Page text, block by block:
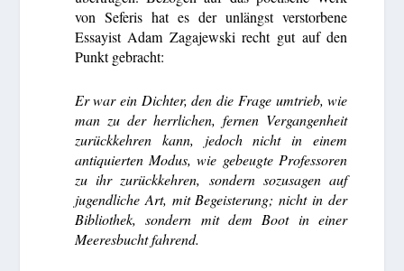
von Seferis hat es der unlängst verstorbene
Essayist Adam Zagajewski recht gut auf den
Punkt gebracht:
Er war ein Dichter, den die Frage umtrieb, wie
man zu der herrlichen, fernen Vergangenheit
zurückkehren kann, jedoch nicht in einem
antiquierten Modus, wie gebeugte Professoren
zu ihr zurückkehren, sondern sozusagen auf
jugendliche Art, mit Begeisterung; nicht in der
Bibliothek, sondern mit dem Boot in einer
Meeresbucht fahrend.